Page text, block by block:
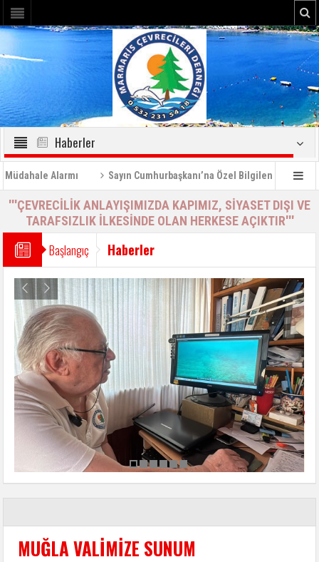
Haberler
Alarmı Sayın Cumhurbaşkanı’na Özel Bilgilendirme Raporu (2)
'''ÇEVRECİLİK ANLAYIŞIMIZDA KAPIMIZ, SİYASET DIŞI VE
TARAFSIZLIK İLKESİNDE OLAN HERKESE AÇIKTIR'''
Başlangıç Haberler
MUĞLA VALİMİZE SUNUM